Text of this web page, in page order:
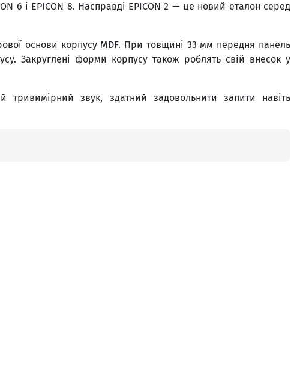
6 і EPICON 8. Насправді EPICON 2 — це новий еталон серед
основи корпусу MDF. При товщині 33 мм передня панель
Закруглені форми корпусу також роблять свій внесок у
звук, здатний задовольнити запити навіть